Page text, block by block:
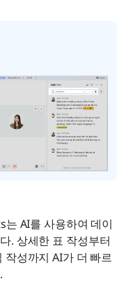
는 AI를 사용하여 데이
. 상세한 표 작성부터
작성까지 AI가 더 빠르